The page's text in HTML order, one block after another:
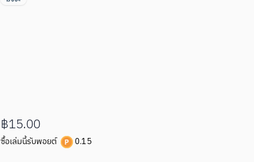
฿15.00
ซื้อเล่มนี้รับพอยต์ 0.15